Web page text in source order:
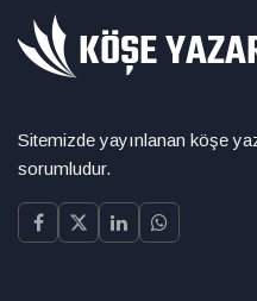
Sitemizde yayınlanan köşe
sorumludur.